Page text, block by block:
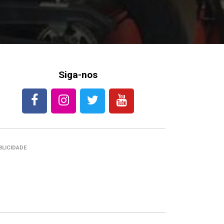
Siga-nos